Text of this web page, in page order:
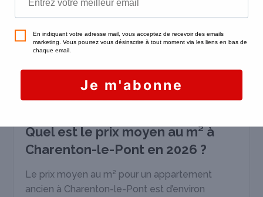
réalisée directement sur place.
Demander une estimation gratuite
FAQ Marché immobilier à
Charenton-le-Pont
Quel est le prix moyen au m² à
Charenton-le-Pont en 2026 ?
Le prix moyen au m² pour un appartement
ancien à Charenton-le-Pont est d’environ